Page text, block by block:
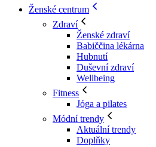
Ženské centrum
Zdraví
Ženské zdraví
Babiččina lékárna
Hubnutí
Duševní zdraví
Wellbeing
Fitness
Jóga a pilates
Módní trendy
Aktuální trendy
Doplňky